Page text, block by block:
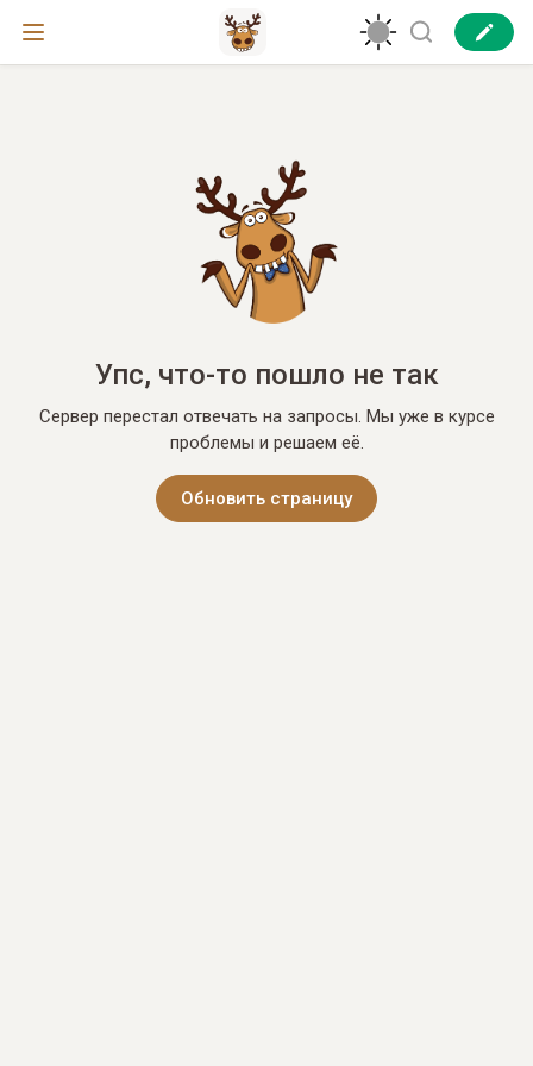
Упс, что-то пошло не так
Сервер перестал отвечать на запросы. Мы уже в курсе
проблемы и решаем её.
Обновить страницу